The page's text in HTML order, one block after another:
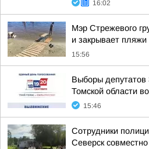
16:02
Мэр Стрежевого
и закрывает пляжи
15:56
Выборы
Томской области
15:46
Сотрудники
Северск